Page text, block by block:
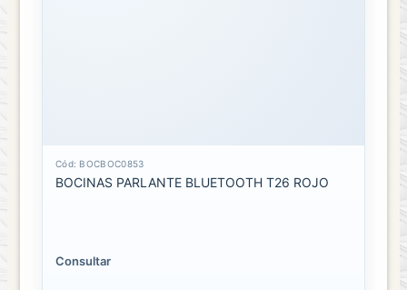
Cód: BOCBOC0853
BOCINAS PARLANTE BLUETOOTH T26 ROJO
Consultar